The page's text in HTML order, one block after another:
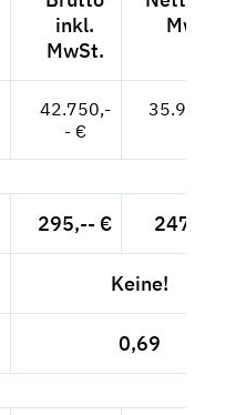
inkl.
MwSt.
MwSt.
42.750,-
- €
35.924,--
295,-- € 247,90 €
Keine!
0,69